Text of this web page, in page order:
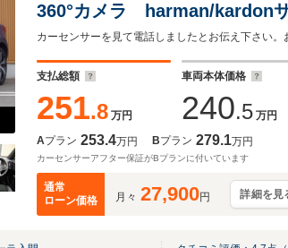
360°カメラ harman/kardon
ヒーター パワーバックドア
ッドライト ドライブレコー
支払総額
251.8 万円
車両本体価格
240.5 万円
Aプラン 253.4万円 Bプラン 279.1万円
カーセンサーアフター保証がBプランに付いています
通常
ローン価格
月々 27,900円 詳細を見